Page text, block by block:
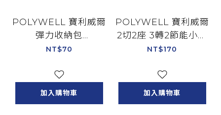
POLYWELL 寶利威爾
彈力收納包
(9.5*10cm) 粉紅
NT$70
加入購物車
POLYWELL 寶利威爾
2切2座 3轉2節能小壁
插/PW15-T05-A081
NT$170
加入購物車